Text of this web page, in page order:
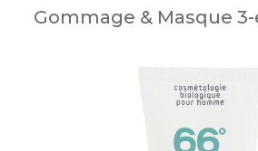
Gommage & Masque 3-